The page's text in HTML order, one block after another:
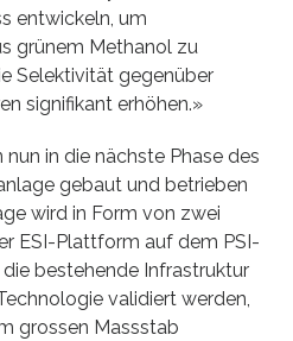
entwickeln, um
grünem Methanol zu
Selektivität gegenüber
signifikant erhöhen.»
in die nächste Phase des
gebaut und betrieben
wird in Form von zwei
ESI-Plattform auf dem PSI-
bestehende Infrastruktur
validiert werden,
grossen Massstab